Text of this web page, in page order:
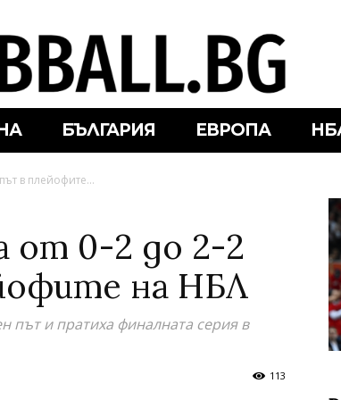
БЪЛГАРИЯ ЕВРОПА
в плейофите...
от 0-2 до 2-2
на НБЛ
път и пратиха финалната серия в
113